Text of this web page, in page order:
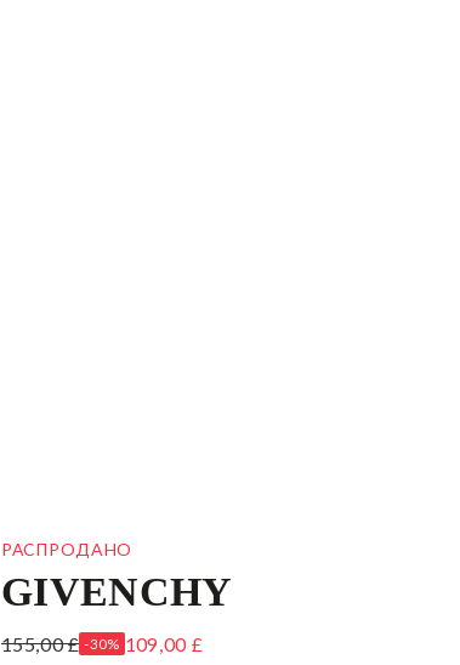
РАСПРОДАНО
GIVENCHY
РОЗОВЫЕ ШОРТЫ ИЗ ДЖЕРСИ ДЛЯ ДЕВОЧЕК
155,00 £ -30% 109,00 £